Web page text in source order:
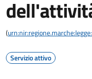
(
Servizio attivo